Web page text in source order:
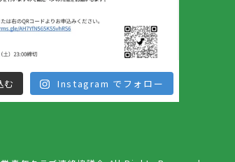
む Instagram でフォロー